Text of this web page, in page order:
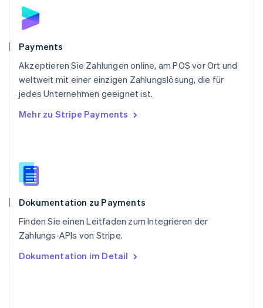
Payments
Akzeptieren Sie Zahlungen online, am POS vor Ort und
weltweit mit einer einzigen Zahlungslösung, die für
jedes Unternehmen geeignet ist.
Mehr zu Stripe Payments
Dokumentation zu Payments
Finden Sie einen Leitfaden zum Integrieren der
Zahlungs-APIs von Stripe.
Dokumentation im Detail
Schweden
Schweiz
Singapur
English简体中文
Slowakei
Slowenien
English
Spanien
Thailand
Tschechische Republik
English
English